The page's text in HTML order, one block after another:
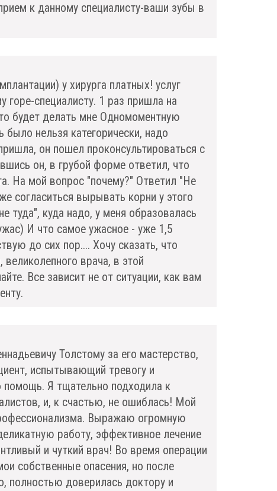
к данному специалисту-ваши зубы в
у хирурга платных! услуг
горе-специалисту. 1 раз пришла на
будет делать мне Одномоментную
нельзя категорически, надо
он пошел проконсультироваться с
он, в грубой форме ответил, что
На мой вопрос "почему?" Ответил "Не
вырывать корни у этого
туда", куда надо, у меня образовалась
И что самое ужасное - уже 1,5
до сих пор.... Хочу сказать, что
врача, в этой
Все зависит не от ситуации, как вам
Толстому за его мастерство,
испытывающий тревогу и
помощь. Я тщательно подходила к
и, к счастью, не ошиблась! Мой
Выражаю огромную
работу, эффективное лечение
и чуткий врач! Во время операции
собственные опасения, но после
полностью доверилась доктору и